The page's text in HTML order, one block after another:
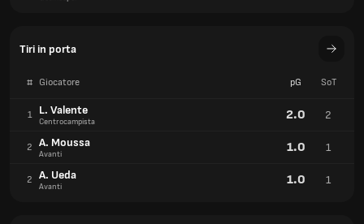
Tiri in porta
# Giocatore pG SoT
1 L. Valente
Centrocampista 2.0 2
2 A. Moussa
Avanti 1.0 1
2 A. Ueda
Avanti 1.0 1